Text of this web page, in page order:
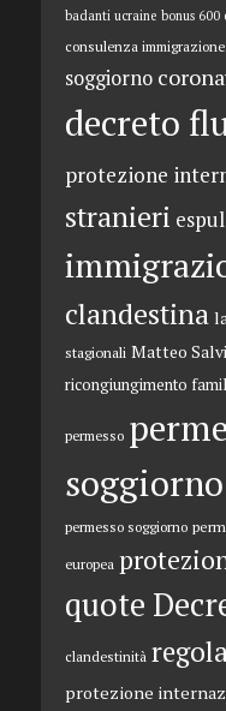
badanti ucraine bonus 600
consulenza immigrazione
soggiorno
decreto
protezione
stranieri
clandestina
stagionali Matteo
ricongiungimento
permesso
soggiorno
permesso soggiorno
europea
quote
clandestinità
protezione